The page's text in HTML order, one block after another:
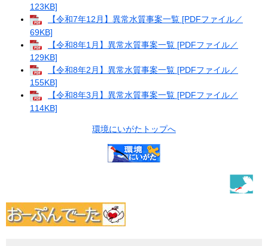
123KB]
【令和7年12月】異常水質事案一覧 [PDFファイル／
69KB]
【令和8年1月】異常水質事案一覧 [PDFファイル／
129KB]
【令和8年2月】異常水質事案一覧 [PDFファイル／
155KB]
【令和8年3月】異常水質事案一覧 [PDFファイル／
114KB]
環境にいがたトップへ